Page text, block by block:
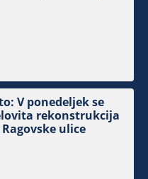
V ponedeljek se
rekonstrukcija
ulice